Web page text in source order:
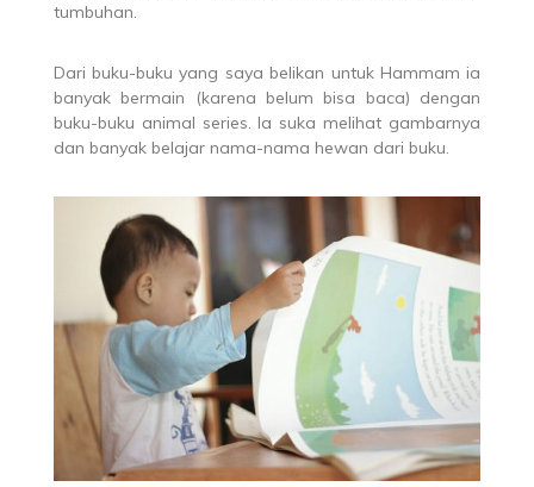
tumbuhan.
Dari buku-buku yang saya belikan untuk Hammam ia
banyak bermain (karena belum bisa baca) dengan
buku-buku animal series. Ia suka melihat gambarnya
dan banyak belajar nama-nama hewan dari buku.